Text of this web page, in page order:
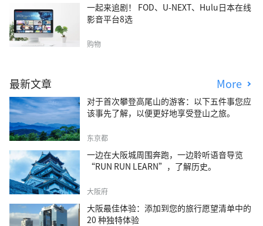
一起来追剧！ FOD、U-NEXT、Hulu日本在线
影音平台8选
购物
最新文章 More
对于首次攀登高尾山的游客：以下五件事您应
该事先了解，以便更好地享受登山之旅。
东京都
一边在大阪城周围奔跑，一边聆听语音导览
“RUN RUN LEARN”，了解历史。
大阪府
大阪最佳体验：添加到您的旅行愿望清单中的
20 种独特体验